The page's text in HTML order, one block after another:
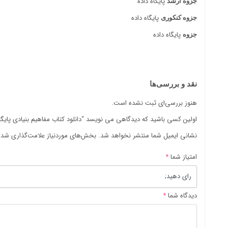
جزوه کنکوری پایگاه داده
جزوه پایگاه داده
نقد و بررسی‌ها
هنوز بررسی‌ای ثبت نشده است.
اولین کسی باشید که دیدگاهی می نویسد “دانلود کتاب مفاهیم بنیادی
نشانی ایمیل شما منتشر نخواهد شد. بخش‌های موردنیاز علامت‌گذاری
امتیاز شما*
دیدگاه شما*